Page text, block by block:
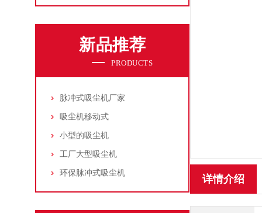
新品推荐
PRODUCTS
脉冲式吸尘机厂家
吸尘机移动式
小型的吸尘机
工厂大型吸尘机
环保脉冲式吸尘机
详情介绍